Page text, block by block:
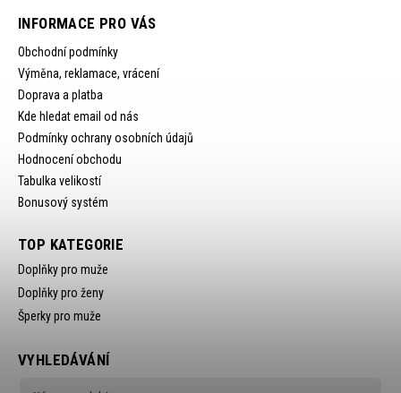
INFORMACE PRO VÁS
Obchodní podmínky
Výměna, reklamace, vrácení
Doprava a platba
Kde hledat email od nás
Podmínky ochrany osobních údajů
Hodnocení obchodu
Tabulka velikostí
Bonusový systém
TOP KATEGORIE
Doplňky pro muže
Doplňky pro ženy
Šperky pro muže
VYHLEDÁVÁNÍ